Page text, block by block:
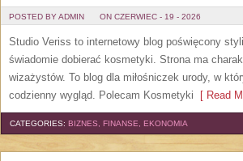
POSTED BY ADMIN ON CZERWIEC - 19 - 2026
Studio Veriss to internetowy blog poświęcony
świadomie dobierać kosmetyki. Strona ma
wizażystów. To blog dla miłośniczek urody, w
codzienny wygląd. Polecam Kosmetyki [ Read
CATEGORIES: BIZNES, FINANSE, EKONOMIA